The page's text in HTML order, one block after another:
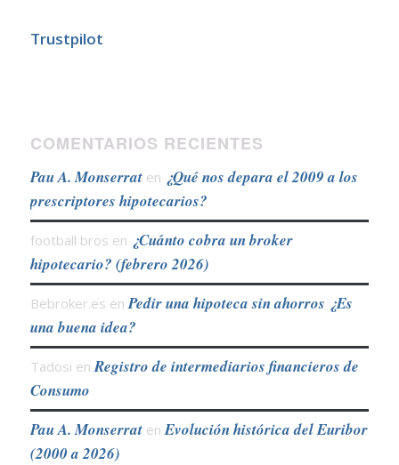
Trustpilot
COMENTARIOS RECIENTES
Pau A. Monserraten ¿Qué nos depara el 2009 a los
prescriptores hipotecarios?
football bros en ¿Cuánto cobra un broker
hipotecario? (febrero 2026)
Bebroker.es en Pedir una hipoteca sin ahorros ¿Es
una buena idea?
Tadosi en Registro de intermediarios financieros de
Consumo
Pau A. Monserraten Evolución histórica del Euribor
(2000 a 2026)